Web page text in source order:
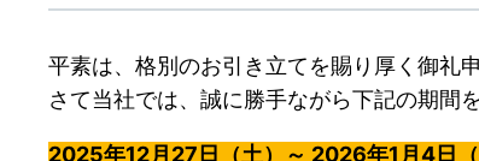
平素は、格別のお引き立てを賜り厚く御礼
さて当社では、誠に勝手ながら下記の期間
2025年12月27日（土）～ 2026年1月4日（